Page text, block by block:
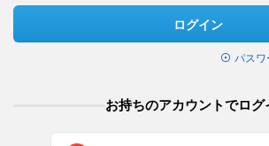
ログイン
パスワ
お持ちのアカウントでログ